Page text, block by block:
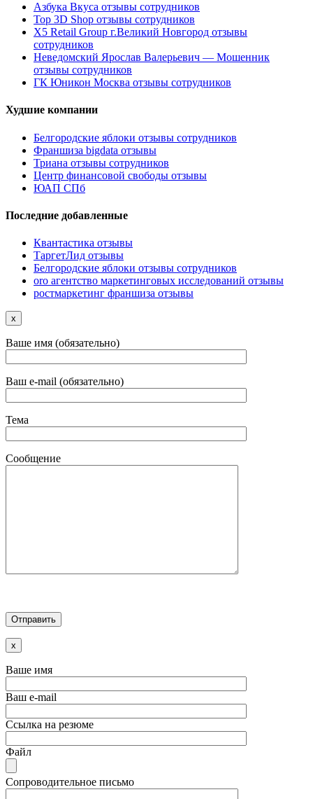
Азбука Вкуса отзывы сотрудников
Top 3D Shop отзывы сотрудников
X5 Retail Group г.Великий Новгород отзывы
сотрудников
Неведомский Ярослав Валерьевич — Мошенник
отзывы сотрудников
ГК Юникон Москва отзывы сотрудников
Худшие компании
Белгородские яблоки отзывы сотрудников
Франшиза bigdata отзывы
Триана отзывы сотрудников
Центр финансовой свободы отзывы
ЮАП СПб
Последние добавленные
Квантастика отзывы
ТаргетЛид отзывы
Белгородские яблоки отзывы сотрудников
oro агентство маркетинговых исследований отзывы
ростмаркетинг франшиза отзывы
x
Ваше имя (обязательно)
Ваш e-mail (обязательно)
Тема
Сообщение
x
Ваше имя
Ваш e-mail
Ссылка на резюме
Файл
Сопроводительное письмо